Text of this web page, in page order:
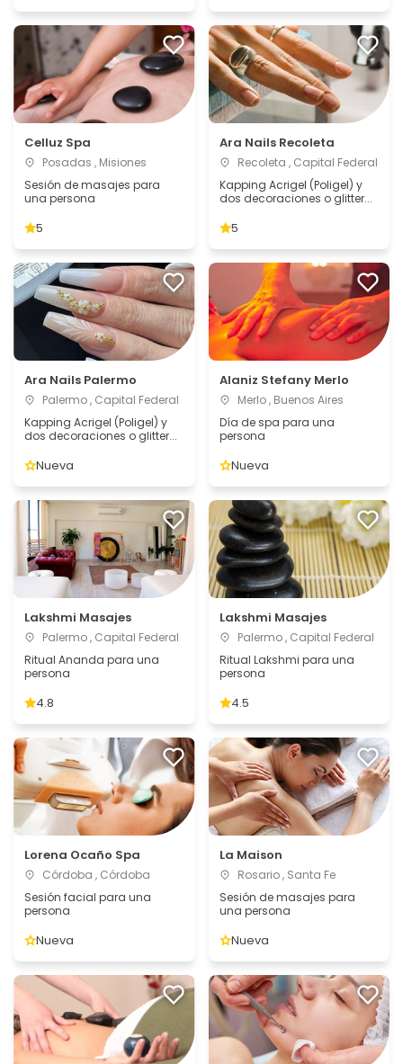
Celluz Spa
Posadas , Misiones
Sesión de masajes para
una persona
5
Ara Nails Recoleta
Recoleta , Capital Federal
Kapping Acrigel (Poligel) y
dos decoraciones o glitter...
5
Ara Nails Palermo
Palermo , Capital Federal
Kapping Acrigel (Poligel) y
dos decoraciones o glitter...
Nueva
Alaniz Stefany Merlo
Merlo , Buenos Aires
Día de spa para una
persona
Nueva
Lakshmi Masajes
Palermo , Capital Federal
Ritual Ananda para una
persona
4.8
Lakshmi Masajes
Palermo , Capital Federal
Ritual Lakshmi para una
persona
4.5
Lorena Ocaño Spa
Córdoba , Córdoba
Sesión facial para una
persona
Nueva
La Maison
Rosario , Santa Fe
Sesión de masajes para
una persona
Nueva